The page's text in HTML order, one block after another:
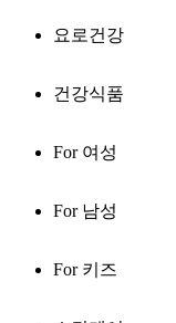
요로건강
건강식품
For 여성
For 남성
For 키즈